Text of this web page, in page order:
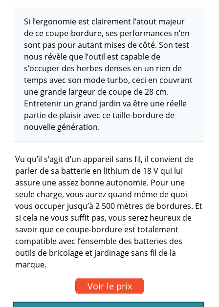
Si l’ergonomie est clairement l’atout majeur
de ce coupe-bordure, ses performances n’en
sont pas pour autant mises de côté. Son test
nous révèle que l’outil est capable de
s’occuper des herbes denses en un rien de
temps avec son mode turbo, ceci en couvrant
une grande largeur de coupe de 28 cm.
Entretenir un grand jardin va être une réelle
partie de plaisir avec ce taille-bordure de
nouvelle génération.
Vu qu’il s’agit d’un appareil sans fil, il convient de
parler de sa batterie en lithium de 18 V qui lui
assure une assez bonne autonomie. Pour une
seule charge, vous aurez quand même de quoi
vous occuper jusqu’à 2 500 mètres de bordures. Et
si cela ne vous suffit pas, vous serez heureux de
savoir que ce coupe-bordure est totalement
compatible avec l’ensemble des batteries des
outils de bricolage et jardinage sans fil de la
marque.
Voir le prix